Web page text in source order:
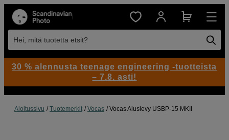
Hei, mitä tuotetta etsit?
Aloitussivu Tuotemerkit Vocas Vocas Aluslevy USBP-15 MKII
30 % alennusta teenage engineering -tuotteista
– 7.8. asti!